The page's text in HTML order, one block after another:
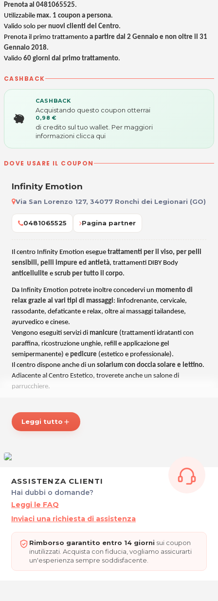
Prenota al 0481065525.
Utilizzabile max. 1 coupon a persona.
Valido solo per nuovi clienti del Centro.
Prenota il primo trattamento a partire dal 2 Gennaio e non oltre il 31
Gennaio 2018.
Valido 60 giorni dal primo trattamento.
CASHBACK
CASHBACK
Acquistando questo coupon otterrai
0,98 €
di credito sul tuo wallet. Per maggiori
informazioni clicca qui
DOVE USARE IL COUPON
Infinity Emotion
Via San Lorenzo 127, 34077 Ronchi dei Legionari (GO)
0481065525 Pagina partner
Il centro Infinity Emotion esegue trattamenti per il viso, per pelli
sensibili, pelli impure ed antietà, trattamenti DIBY Body
anticellulite e scrub per tutto il corpo.
Da Infinity Emotion potrete inoltre concedervi un momento di
relax grazie ai vari tipi di massaggi: linfodrenante, cervicale,
rassodante, defaticante e relax, oltre ai massaggi tailandese,
ayurvedico e cinese.
Vengono eseguiti servizi di manicure (trattamenti idratanti con
paraffina, ricostruzione unghie, refill e applicazione gel
semipermanente) e pedicure (estetico e professionale).
Il centro dispone anche di un solarium con doccia solare e lettino.
Adiacente al Centro Estetico, troverete anche un salone di
parrucchiere.
per farvi scoprire tutti i suoi metodi per la vostra bellezza e
benessere.
Via San Lorenzo, 127
34077 Ronchi dei Legionari
Tel. 0481065525
P.IVA 01126270311
Per ulteriori informazioni sull'offerta o sulle modalità di acquisto
scrivi a posta@espevia.it
Leggi tutto add
ASSISTENZA CLIENTI
Hai dubbi o domande?
Leggi le FAQ
Inviaci una richiesta di assistenza
Rimborso garantito entro 14 giorni sui coupon
inutilizzati. Acquista con fiducia, vogliamo assicurarti
un'esperienza sempre soddisfacente.